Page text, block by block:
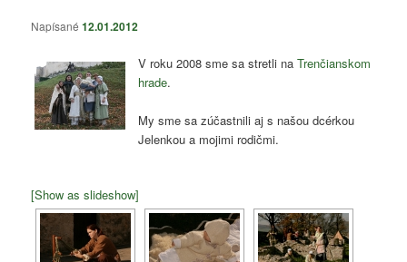
Napísané12.01.2012
V roku 2008 sme sa stretli naTrenčianskom
hrade.
My sme sa zúčastnili aj s našou dcérkou
Jelenkou a mojimi rodičmi.
[Show as slideshow]